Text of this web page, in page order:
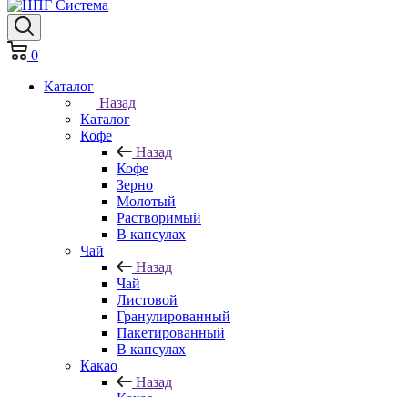
0
Каталог
Назад
Каталог
Кофе
Назад
Кофе
Зерно
Молотый
Растворимый
В капсулах
Чай
Назад
Чай
Листовой
Гранулированный
Пакетированный
В капсулах
Какао
Назад